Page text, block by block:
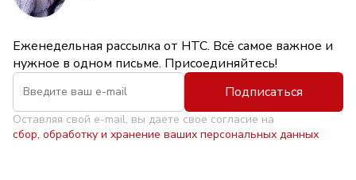
Еженедельная рассылка от НТС. Всё самое важное и
нужное в одном письме. Присоединяйтесь!
Подписаться
Оставляя свой e-mail, вы даете свое согласие на
сбор, обработку и хранение ваших персональных данных